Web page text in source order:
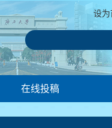
设为
在线投稿